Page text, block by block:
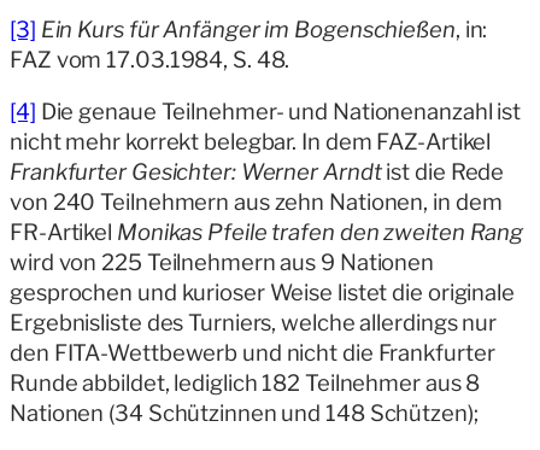
[3] Ein Kurs für Anfänger im Bogenschießen, in:
FAZ vom 17.03.1984, S. 48.
[4] Die genaue Teilnehmer- und Nationenanzahl ist
nicht mehr korrekt belegbar. In dem FAZ-Artikel
Frankfurter Gesichter: Werner Arndtist die Rede
von 240 Teilnehmern aus zehn Nationen, in dem
FR-Artikel Monikas Pfeile trafen den zweiten Rang
wird von 225 Teilnehmern aus 9 Nationen
gesprochen und kurioser Weise listet die originale
Ergebnisliste des Turniers, welche allerdings nur
den FITA-Wettbewerb und nicht die Frankfurter
Runde abbildet, lediglich 182 Teilnehmer aus 8
Nationen (34 Schützinnen und 148 Schützen);